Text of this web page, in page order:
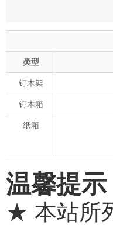
类型
钉木架
钉木箱
纸箱
温馨提示
★ 本站所